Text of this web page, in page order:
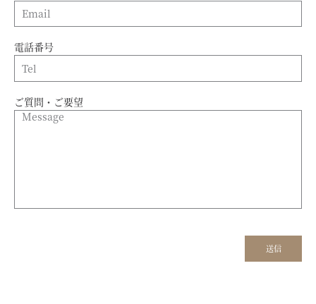
電話番号
ご質問・ご要望